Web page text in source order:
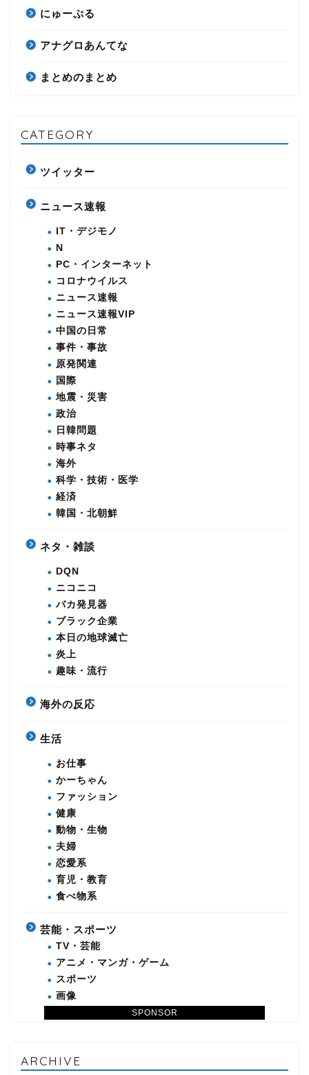
SPONSOR
にゅーぷる
アナグロあんてな
まとめのまとめ
CATEGORY
ツイッター
ニュース速報
IT・デジモノ
N
PC・インターネット
コロナウイルス
ニュース速報
ニュース速報VIP
中国の日常
事件・事故
原発関連
国際
地震・災害
政治
日韓問題
時事ネタ
海外
科学・技術・医学
経済
韓国・北朝鮮
ネタ・雑談
DQN
ニコニコ
バカ発見器
ブラック企業
本日の地球滅亡
炎上
趣味・流行
海外の反応
生活
お仕事
かーちゃん
ファッション
健康
動物・生物
夫婦
恋愛系
育児・教育
食べ物系
芸能・スポーツ
TV・芸能
アニメ・マンガ・ゲーム
スポーツ
画像
ARCHIVE